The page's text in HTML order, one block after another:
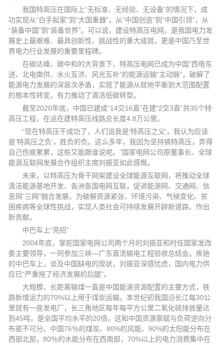
我国特高压在国际上“无标准、无经验、无设备”的情况下，成
功实现从“白手起家”到“大国重器”，从“中国创造”到“中国引领”，从
“装备中国”到“装备世界”。可以说，建设特高压电网，是我国电力发
展史上最艰难、最具创新性、挑战性的重大成就，更是中国乃至世
界电力行业发展的重要里程碑。
在碳达峰、碳中和的大背景下，特高压电网已成为中国“西电东
送、北电南供、水火互济、风光互补”的能源运输“主动脉”，破解了
能源电力发展的深层次矛盾，实现了能源从就地平衡到大范围配置
的根本性转变，有力推动了清洁低碳转型。
截至2020年底，中国已建成“14交16直”在建“2交3直”共35个特
高压工程，在运在建特高压线路总长度4.8万公里。
“现在特高压干成功了，人们说我是‘特高压之父’，我认为应该
是‘特高压之负’，胜负的负。这么多年，我因为坚持搞特高压，弄得
自己伤痕累累，这些又能跟谁说呢。”国家电网公司原董事长、全球
能源互联网发展合作组织主席刘振亚如此感慨。
未来，以特高压为骨干网架建设全球能源互联网，将推动全球
清洁能源基地开发、各洲各国电网互联，促进能源网、交通网、信
息网“三网”融合发展，为破解资源紧张、环境污染、气候变化、贫
困疾病等全球性挑战，实现人类社会可持续发展开辟新道路、作出
新贡献。
中巴车上“亮招”
2004年底，掌舵国家电网公司两个月的刘振亚和时任国家发改
委主要领导，一同参加三峡—广东直流输电工程验收总结会。疾驰
的中巴车上，谈及中国缺电的现状，刘振亚深感忧虑，国内电力供
应已“严重拖了经济发展的后腿”。
大规模、长距离输煤一直是中国能源资源配置的主要方式，铁
路新增运力的70%以上用于煤炭运输。本世纪初我国沿长江每30公
里就有一座发电厂，长三角地区每年每平方公里二氧化硫排放量达
到45吨，是全国平均水平的20倍。这和中国资源禀赋与负荷逆向分
布密不可分。中国76％的煤炭、80%的风能、90%的太阳能分布在
西部北部，80％的水能分布在西南部，70%以上的电力消费集中在